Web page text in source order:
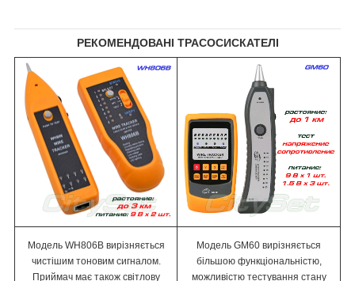
РЕКОМЕНДОВАНІ ТРАСОСИСКАТЕЛІ
Модель WH806B вирізняється
чистішим тоновим сигналом.
Приймач має також світлову
Модель GM60 вирізняється
більшою функціональністю,
можливістю тестування стану